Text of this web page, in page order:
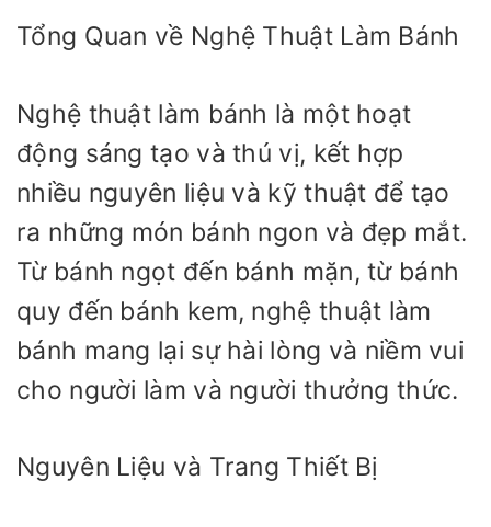
Tổng Quan về Nghệ Thuật Làm Bánh
Nghệ thuật làm bánh là một hoạt
động sáng tạo và thú vị, kết hợp
nhiều nguyên liệu và kỹ thuật để tạo
ra những món bánh ngon và đẹp mắt.
Từ bánh ngọt đến bánh mặn, từ bánh
quy đến bánh kem, nghệ thuật làm
bánh mang lại sự hài lòng và niềm vui
cho người làm và người thưởng thức.
Nguyên Liệu và Trang Thiết Bị